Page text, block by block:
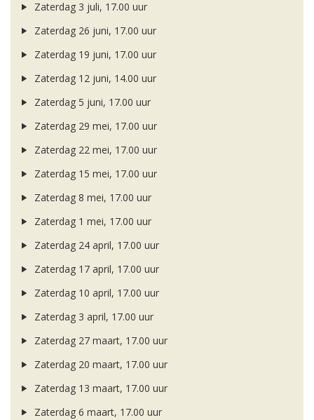
Zaterdag 3 juli, 17.00 uur
Zaterdag 26 juni, 17.00 uur
Zaterdag 19 juni, 17.00 uur
Zaterdag 12 juni, 14.00 uur
Zaterdag 5 juni, 17.00 uur
Zaterdag 29 mei, 17.00 uur
Zaterdag 22 mei, 17.00 uur
Zaterdag 15 mei, 17.00 uur
Zaterdag 8 mei, 17.00 uur
Zaterdag 1 mei, 17.00 uur
Zaterdag 24 april, 17.00 uur
Zaterdag 17 april, 17.00 uur
Zaterdag 10 april, 17.00 uur
Zaterdag 3 april, 17.00 uur
Zaterdag 27 maart, 17.00 uur
Zaterdag 20 maart, 17.00 uur
Zaterdag 13 maart, 17.00 uur
Zaterdag 6 maart, 17.00 uur